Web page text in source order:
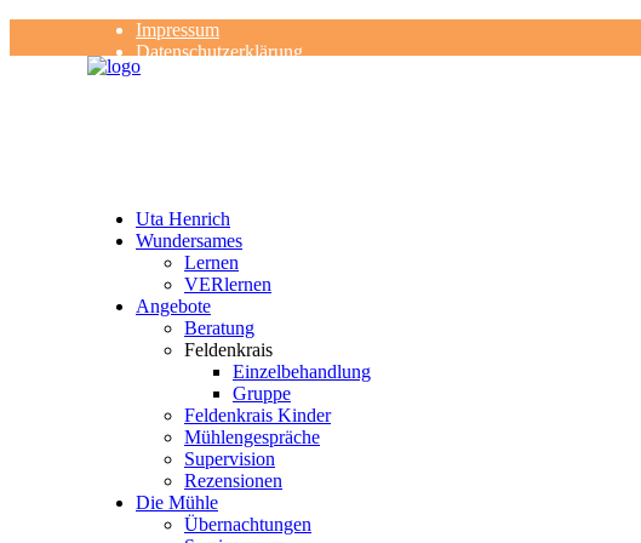
Impressum
Datenschutzerklärung
Kontakt
Uta Henrich
Wundersames
Lernen
VERlernen
Angebote
Beratung
Feldenkrais
Einzelbehandlung
Gruppe
Feldenkrais Kinder
Mühlengespräche
Supervision
Rezensionen
Die Mühle
Übernachtungen